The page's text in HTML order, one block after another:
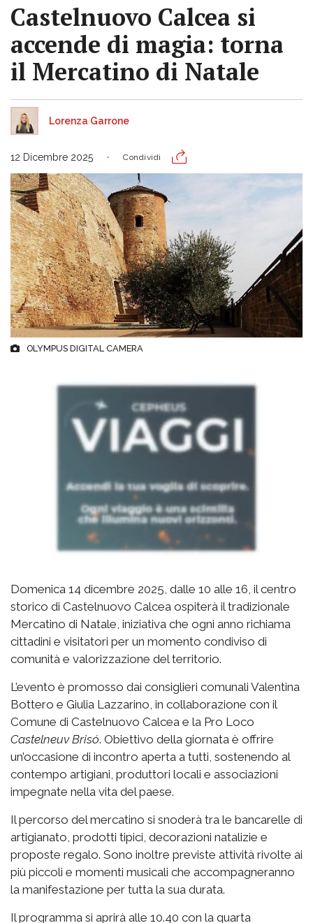
Castelnuovo Calcea si
accende di magia: torna
il Mercatino di Natale
Lorenza Garrone
12 Dicembre 2025 Condividi
OLYMPUS DIGITAL CAMERA
Domenica 14 dicembre 2025, dalle 10 alle 16, il centro
storico di Castelnuovo Calcea ospiterà il tradizionale
Mercatino di Natale, iniziativa che ogni anno richiama
cittadini e visitatori per un momento condiviso di
comunità e valorizzazione del territorio.
L’evento è promosso dai consiglieri comunali Valentina
Bottero e Giulia Lazzarino, in collaborazione con il
Comune di Castelnuovo Calcea e la Pro Loco
Castelneuv Brisó. Obiettivo della giornata è offrire
un’occasione di incontro aperta a tutti, sostenendo al
contempo artigiani, produttori locali e associazioni
impegnate nella vita del paese.
Il percorso del mercatino si snoderà tra le bancarelle di
artigianato, prodotti tipici, decorazioni natalizie e
proposte regalo. Sono inoltre previste attività rivolte ai
più piccoli e momenti musicali che accompagneranno
la manifestazione per tutta la sua durata.
Il programma si aprirà alle 10.40 con la quarta